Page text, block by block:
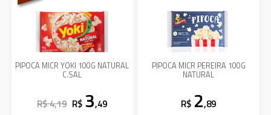
PIPOCA MICR YOKI 100G NATURAL
C.SAL
R$ 4,19 R$ 3,49
PIPOCA MICR PEREIRA 100G
NATURAL
R$ 2,89